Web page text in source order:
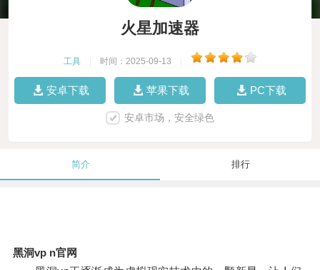
火星加速器
工具 时间：2025-09-13
安卓下载 苹果下载 PC下载
安卓市场，安全绿色
简介 排行
黑洞vp n官网